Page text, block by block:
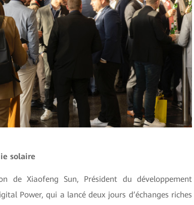
solaire
de Xiaofeng Sun, Président du développement
Power, qui a lancé deux jours d’échanges riches